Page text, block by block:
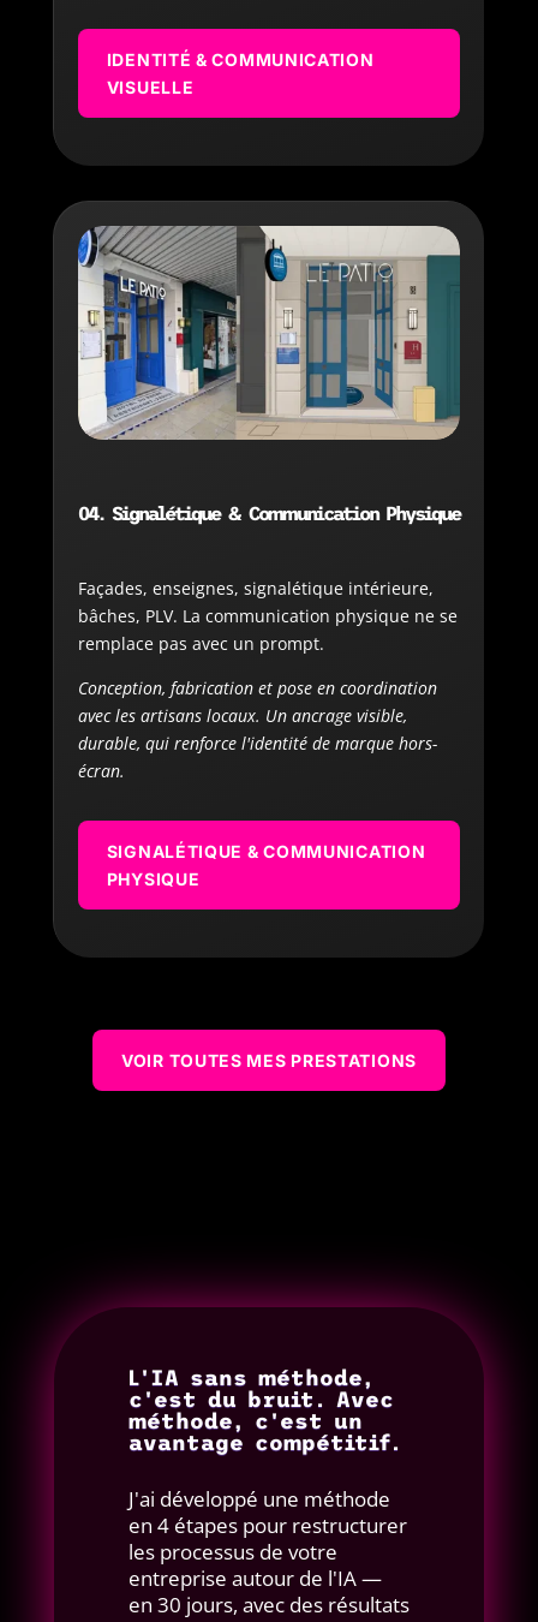
IDENTITÉ & COMMUNICATION
VISUELLE
04. Signalétique & Communication Physique
Façades, enseignes, signalétique intérieure,
bâches, PLV. La communication physique ne se
remplace pas avec un prompt.
Conception, fabrication et pose en coordination
avec les artisans locaux. Un ancrage visible,
durable, qui renforce l'identité de marque hors-
écran.
SIGNALÉTIQUE & COMMUNICATION
PHYSIQUE
VOIR TOUTES MES PRESTATIONS
L'IA sans méthode,
c'est du bruit. Avec
méthode, c'est un
avantage compétitif.
J'ai développé une méthode
en 4 étapes pour restructurer
les processus de votre
entreprise autour de l'IA —
en 30 jours, avec des résultats